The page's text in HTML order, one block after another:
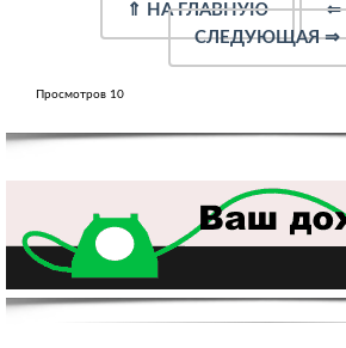
⇑ НА ГЛАВНУЮ ⇐
СЛЕДУЮЩАЯ⇒
Просмотров 10